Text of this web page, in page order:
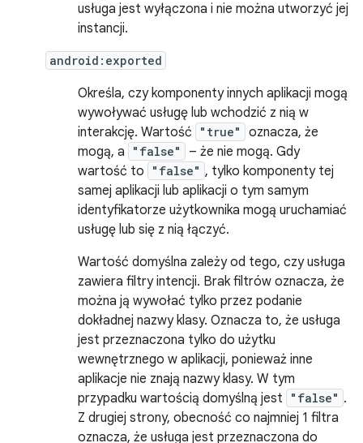
usługa jest wyłączona i nie można utworzyć jej
instancji.
android:exported
Określa, czy komponenty innych aplikacji mogą
wywoływać usługę lub wchodzić z nią w
interakcję. Wartość
"true"
oznacza, że
mogą, a
"false"
– że nie mogą. Gdy
wartość to
"false" , tylko komponenty tej
samej aplikacji lub aplikacji o tym samym
identyfikatorze użytkownika mogą uruchamiać
usługę lub się z nią łączyć.
Wartość domyślna zależy od tego, czy usługa
zawiera filtry intencji. Brak filtrów oznacza, że
można ją wywołać tylko przez podanie
dokładnej nazwy klasy. Oznacza to, że usługa
jest przeznaczona tylko do użytku
wewnętrznego w aplikacji, ponieważ inne
aplikacje nie znają nazwy klasy. W tym
przypadku wartością domyślną jest
"false" .
Z drugiej strony, obecność co najmniej 1 filtra
oznacza, że usługa jest przeznaczona do